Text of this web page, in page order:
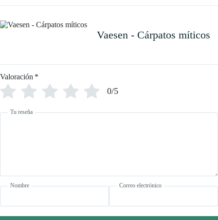
Vaesen - Cárpatos míticos
Valoración *
0/5
Tu reseña
Nombre Correo electrónico